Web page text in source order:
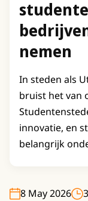
nemen
In steden als
bruist het van
innovatie, en
belangrijk
8 May 2026